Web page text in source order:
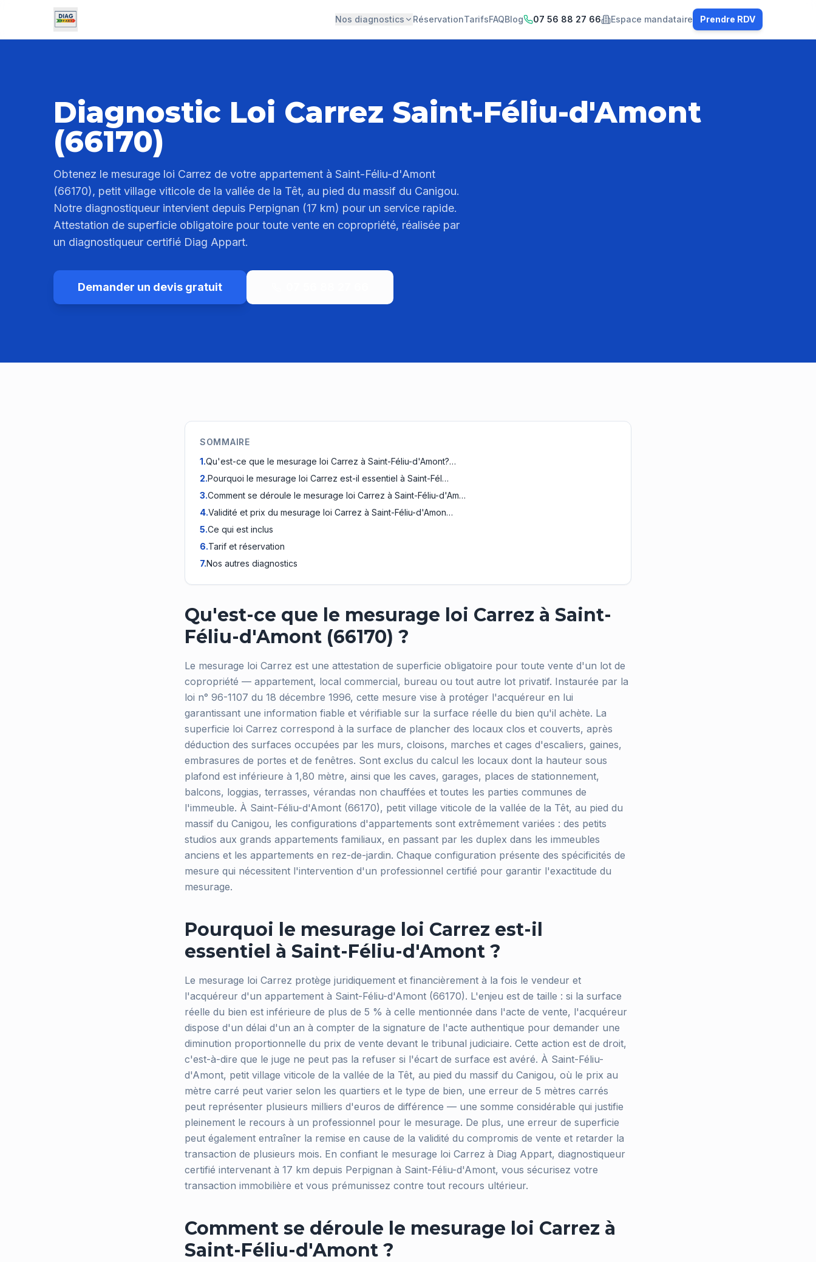
Nos diagnostics RéservationTarifsFAQBlog 07 56 88 27 66 Espace mandataire Prendre RDV
Diagnostic Loi Carrez Saint-Féliu-d'Amont
(66170)
Obtenez le mesurage loi Carrez de votre appartement à Saint-Féliu-d'Amont
(66170), petit village viticole de la vallée de la Têt, au pied du massif du Canigou.
Notre diagnostiqueur intervient depuis Perpignan (17 km) pour un service rapide.
Attestation de superficie obligatoire pour toute vente en copropriété, réalisée par
un diagnostiqueur certifié Diag Appart.
Demander un devis gratuit
SOMMAIRE
1.Qu'est-ce que le mesurage loi Carrez à Saint-Féliu-d'Amont?…
2.Pourquoi le mesurage loi Carrez est-il essentiel à Saint-Fél…
3.Comment se déroule le mesurage loi Carrez à Saint-Féliu-d'Am…
4.Validité et prix du mesurage loi Carrez à Saint-Féliu-d'Amon…
5.Ce qui est inclus
6.Tarif et réservation
7.Nos autres diagnostics
Qu'est-ce que le mesurage loi Carrez à Saint-
Féliu-d'Amont (66170) ?
Le mesurage loi Carrez est une attestation de superficie obligatoire pour toute vente d'un lot de
copropriété — appartement, local commercial, bureau ou tout autre lot privatif. Instaurée par la
loi n° 96-1107 du 18 décembre 1996, cette mesure vise à protéger l'acquéreur en lui
garantissant une information fiable et vérifiable sur la surface réelle du bien qu'il achète. La
superficie loi Carrez correspond à la surface de plancher des locaux clos et couverts, après
déduction des surfaces occupées par les murs, cloisons, marches et cages d'escaliers, gaines,
embrasures de portes et de fenêtres. Sont exclus du calcul les locaux dont la hauteur sous
plafond est inférieure à 1,80 mètre, ainsi que les caves, garages, places de stationnement,
balcons, loggias, terrasses, vérandas non chauffées et toutes les parties communes de
l'immeuble. À Saint-Féliu-d'Amont (66170), petit village viticole de la vallée de la Têt, au pied du
massif du Canigou, les configurations d'appartements sont extrêmement variées : des petits
studios aux grands appartements familiaux, en passant par les duplex dans les immeubles
anciens et les appartements en rez-de-jardin. Chaque configuration présente des spécificités de
mesure qui nécessitent l'intervention d'un professionnel certifié pour garantir l'exactitude du
mesurage.
Pourquoi le mesurage loi Carrez est-il
essentiel à Saint-Féliu-d'Amont ?
Le mesurage loi Carrez protège juridiquement et financièrement à la fois le vendeur et
l'acquéreur d'un appartement à Saint-Féliu-d'Amont (66170). L'enjeu est de taille : si la surface
réelle du bien est inférieure de plus de 5 % à celle mentionnée dans l'acte de vente, l'acquéreur
dispose d'un délai d'un an à compter de la signature de l'acte authentique pour demander une
diminution proportionnelle du prix de vente devant le tribunal judiciaire. Cette action est de droit,
c'est-à-dire que le juge ne peut pas la refuser si l'écart de surface est avéré. À Saint-Féliu-
d'Amont, petit village viticole de la vallée de la Têt, au pied du massif du Canigou, où le prix au
mètre carré peut varier selon les quartiers et le type de bien, une erreur de 5 mètres carrés
peut représenter plusieurs milliers d'euros de différence — une somme considérable qui justifie
pleinement le recours à un professionnel pour le mesurage. De plus, une erreur de superficie
peut également entraîner la remise en cause de la validité du compromis de vente et retarder la
transaction de plusieurs mois. En confiant le mesurage loi Carrez à Diag Appart, diagnostiqueur
certifié intervenant à 17 km depuis Perpignan à Saint-Féliu-d'Amont, vous sécurisez votre
transaction immobilière et vous prémunissez contre tout recours ultérieur.
Comment se déroule le mesurage loi Carrez à
Saint-Féliu-d'Amont ?